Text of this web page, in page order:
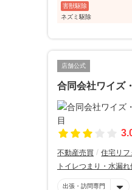
害獣駆除
ネズミ駆除
店舗公式
合同会社ワイズ
不動産売買 住宅リフ
トイレつまり・水漏
出張・訪問専門